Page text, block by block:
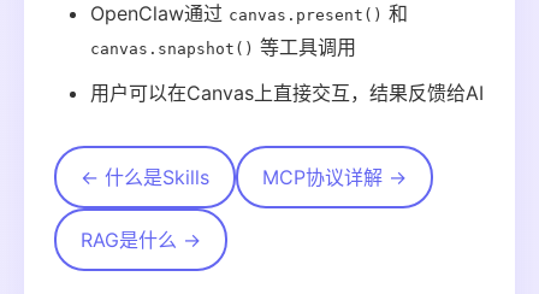
OpenClaw通过 canvas.present() 和
canvas.snapshot() 等工具调用
用户可以在Canvas上直接交互，结果反馈给AI
← 什么是Skills MCP协议详解 →
RAG是什么 →